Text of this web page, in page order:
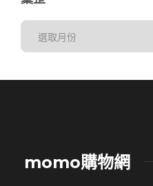
momo購物網